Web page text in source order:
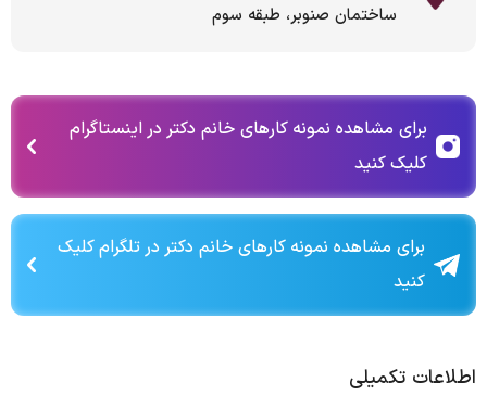
ساختمان صنوبر، طبقه سوم
برای مشاهده نمونه کارهای خانم دکتر در اینستاگرام
کلیک کنید
برای مشاهده نمونه کارهای خانم دکتر در تلگرام کلیک
کنید
اطلاعات تکمیلی